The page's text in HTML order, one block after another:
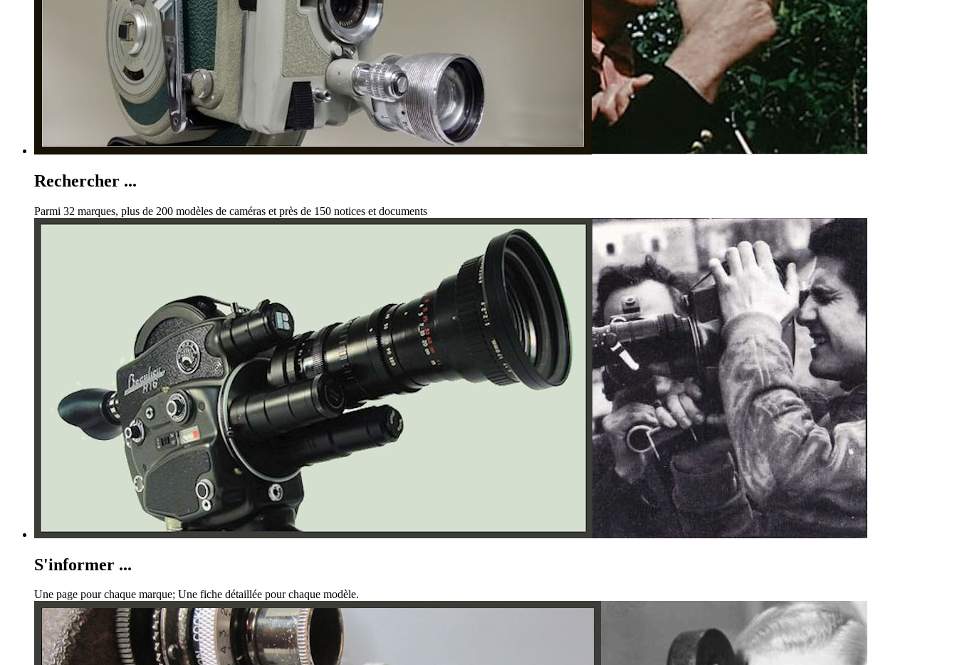
Rechercher ...
Parmi 32 marques, plus de 200 modèles de caméras et près de 150 notices et documents
S'informer ...
Une page pour chaque marque; Une fiche détaillée pour chaque modèle.